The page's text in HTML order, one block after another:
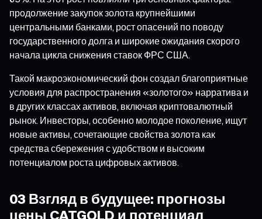
продолжение закупок золота крупнейшими
центральными банками, рост опасений по поводу
государственного долга и широкие ожидания скорого
начала цикла снижения ставок ФРС США.
Такой макроэкономический фон создал благоприятные
условия для распространения «золотого» нарратива и
в других классах активов, включая криптовалютный
рынок. Инвесторы, особенно молодое поколение, ищут
новые активы, сочетающие свойства золота как
средства сбережения с удобством и высоким
потенциалом роста цифровых активов.
03 Взгляд в будущее: прогнозы
цены CATGOLD и потенциал